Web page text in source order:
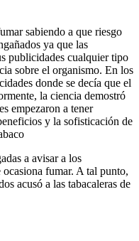
sabiendo a que riesgo
ya que las
publicidades cualquier tipo
sobre el organismo. En los
donde se decía que el
la ciencia demostró
empezaron a tener
y la sofisticación de
a avisar a los
ocasiona fumar. A tal punto,
acusó a las tabacaleras de